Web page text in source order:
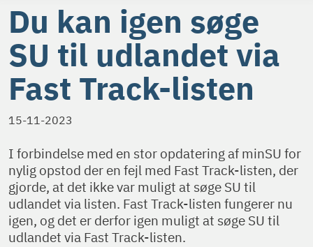
Du kan igen søge
SU til udlandet via
Fast Track-listen
15-11-2023
I forbindelse med en stor opdatering af minSU for
nylig opstod der en fejl med Fast Track-listen, der
gjorde, at det ikke var muligt at søge SU til
udlandet via listen. Fast Track-listen fungerer nu
igen, og det er derfor igen muligt at søge SU til
udlandet via Fast Track-listen.